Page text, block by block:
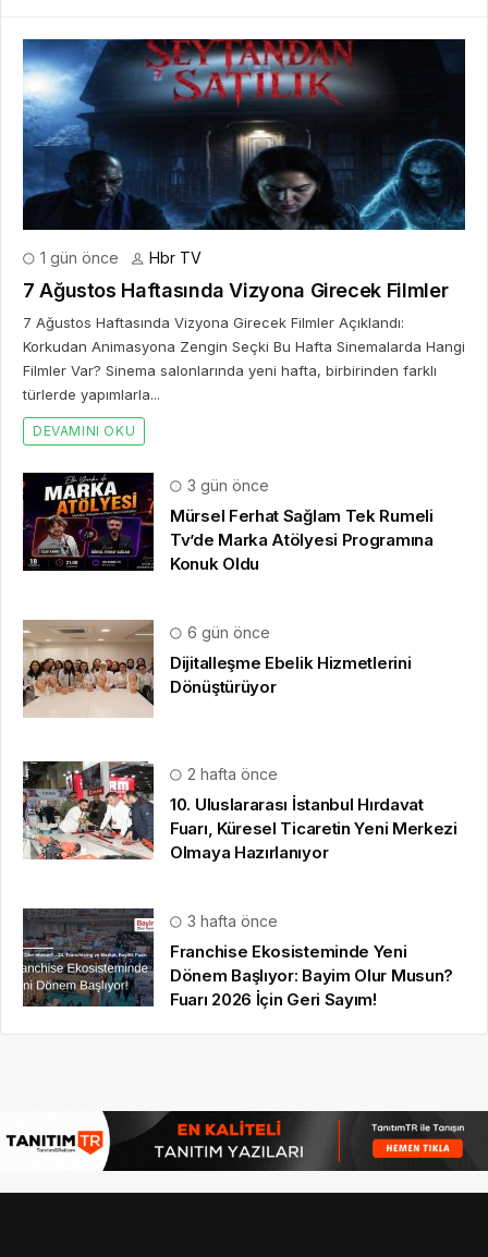
1 gün önce Hbr TV
7 Ağustos Haftasında Vizyona Girecek Filmler
7 Ağustos Haftasında Vizyona Girecek Filmler Açıklandı:
Korkudan Animasyona Zengin Seçki Bu Hafta Sinemalarda Hangi
Filmler Var? Sinema salonlarında yeni hafta, birbirinden farklı
türlerde yapımlarla...
DEVAMINI OKU
3 gün önce
Mürsel Ferhat Sağlam Tek Rumeli
Tv’de Marka Atölyesi Programına
Konuk Oldu
6 gün önce
Dijitalleşme Ebelik Hizmetlerini
Dönüştürüyor
2 hafta önce
10. Uluslararası İstanbul Hırdavat
Fuarı, Küresel Ticaretin Yeni Merkezi
Olmaya Hazırlanıyor
3 hafta önce
Franchise Ekosisteminde Yeni
Dönem Başlıyor: Bayim Olur Musun?
Fuarı 2026 İçin Geri Sayım!